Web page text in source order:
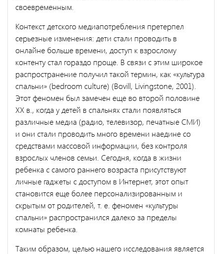
своевременным.
Контекст детского медиапотребления претерпел
серьезные изменения: дети стали проводить в
онлайне больше времени, доступ к взрослому
контенту стал гораздо проще. В связи с этим широкое
распространение получил такой термин, как «культура
спальни» (bedroom culture) (Bovill, Livingstone, 2001).
Этот феномен был замечен еще во второй половине
XX в., когда у детей в спальнях стали появляться
различные медиа (радио, телевизор, печатные СМИ)
и они стали проводить много времени наедине со
средствами массовой информации, без контроля
взрослых членов семьи. Сегодня, когда в жизни
ребенка с самого раннего возраста присутствуют
личные гаджеты с доступом в Интернет, этот опыт
становится еще более персонализированным и
скрытым от родителей, т. е. феномен «культуры
спальни» распространился далеко за пределы
комнаты ребенка.
Таким образом, целью нашего исследования является